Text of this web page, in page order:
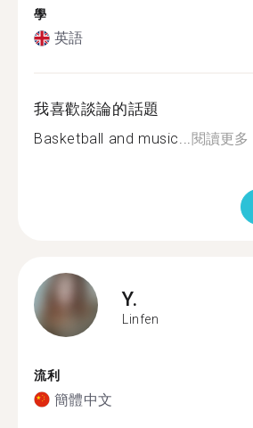
學
英語
我喜歡談論的話題
Basketball and music...閱讀更多
Y.
Linfen
流利
簡體中文